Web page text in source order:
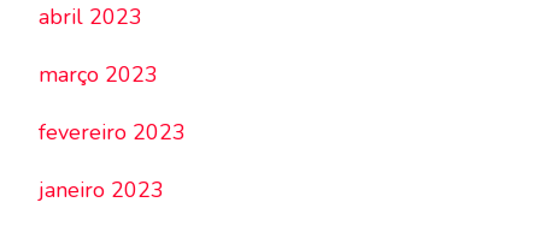
abril 2023
março 2023
fevereiro 2023
janeiro 2023